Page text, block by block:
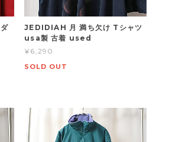
JEDIDIAH 月 満ち欠け Tシャツ
usa製 古着 used
¥6,290
SOLD OUT